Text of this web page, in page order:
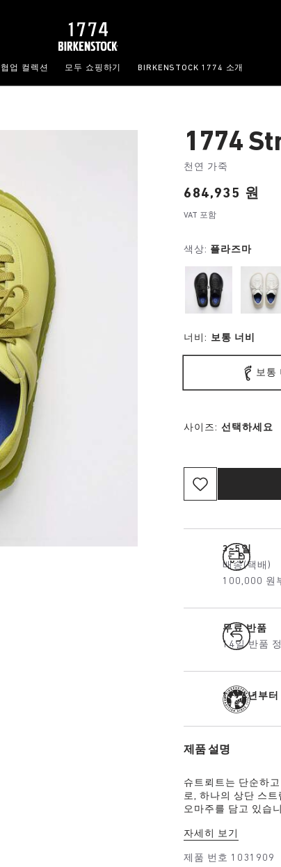
협업 컬렉션 모두 쇼핑하기 BIRKENSTOCK 1774 소개
1774
천연 가죽
Price:
684,935 원
VAT 포함
색상: 플라즈마
너비: 보통 너비
보통
사이즈: 선택하세요
3~5일
배송(택배)
100,000 원
무료 반품
14일 반품
1774년부터
제품 설명
슈트뢰트는 단순하
로, 하나의 상단 스
오마주를 담고 있습
자세히 보기
제품 번호 1031909